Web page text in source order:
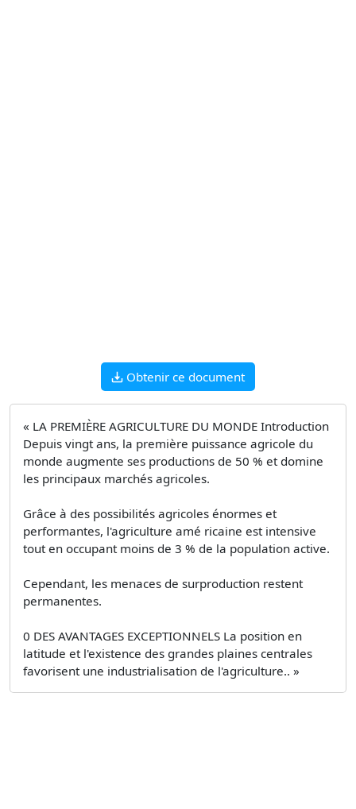
Obtenir ce document
« LA PREMIÈRE AGRICULTURE DU MONDE Introduction
Depuis vingt ans, la première puissance agricole du
monde augmente ses productions de 50 % et domine
les principaux marchés agricoles.
Grâce à des possibilités agricoles énormes et
performantes, l'agriculture amé­ ricaine est intensive
tout en occupant moins de 3 % de la population active.
Cependant, les menaces de surproduction restent
permanentes.
0 DES AVANTAGES EXCEPTIONNELS La position en
latitude et l'existence des grandes plaines centrales
favorisent une industrialisation de l'agriculture.. »